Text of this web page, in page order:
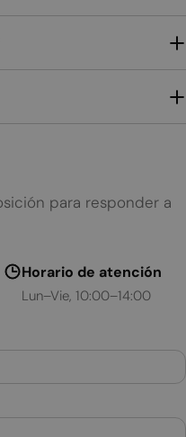
para responder a
Horario de atención
Lun–Vie, 10:00–14:00